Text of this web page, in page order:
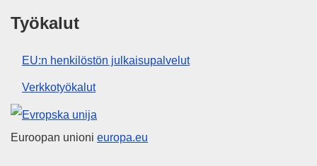
Työkalut
EU:n henkilöstön julkaisupalvelut
Verkkotyökalut
Euroopan unioni
Euroopan unioni europa.eu